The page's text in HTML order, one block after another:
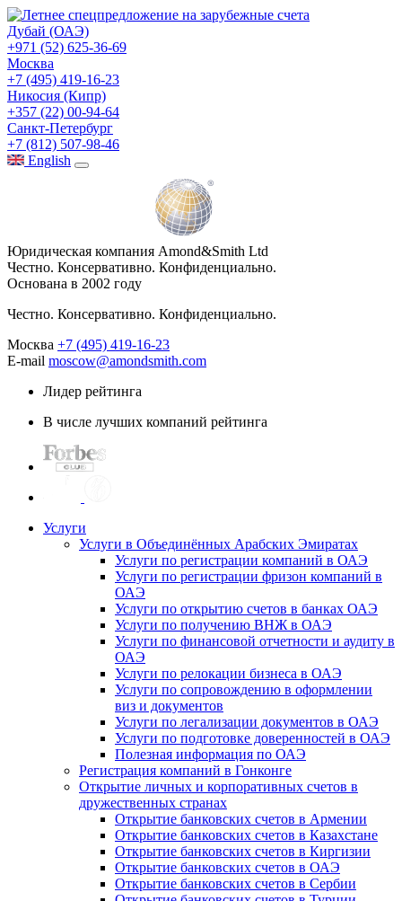
Дубай (ОАЭ)
+971 (52) 625-36-69
Москва
+7 (495) 419-16-23
Никосия (Кипр)
+357 (22) 00-94-64
Санкт-Петербург
+7 (812) 507-98-46
English
Юридическая компания Amond&Smith Ltd
Честно. Консервативно. Конфиденциально.
Основана в 2002 году
Честно. Консервативно. Конфиденциально.
Москва +7 (495) 419-16-23
E-mail moscow@amondsmith.com
Лидер рейтинга
В числе лучших компаний рейтинга
Услуги
Услуги в Объединённых Арабских Эмиратах
Услуги по регистрации компаний в ОАЭ
Услуги по регистрации фризон компаний в
ОАЭ
Услуги по открытию счетов в банках ОАЭ
Услуги по получению ВНЖ в ОАЭ
Услуги по финансовой отчетности и аудиту в
ОАЭ
Услуги по релокации бизнеса в ОАЭ
Услуги по сопровождению в оформлении
виз и документов
Услуги по легализации документов в ОАЭ
Услуги по подготовке доверенностей в ОАЭ
Полезная информация по ОАЭ
Регистрация компаний в Гонконге
Открытие личных и корпоративных счетов в
дружественных странах
Открытие банковских счетов в Армении
Открытие банковских счетов в Казахстане
Открытие банковских счетов в Киргизии
Открытие банковских счетов в ОАЭ
Открытие банковских счетов в Сербии